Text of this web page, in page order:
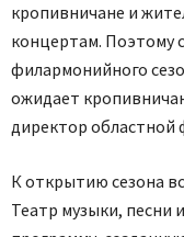
кропивничане и
концертам. Поэтому
филармонийного
ожидает
директор областной
К открытию сезона
Театр музыки, песни